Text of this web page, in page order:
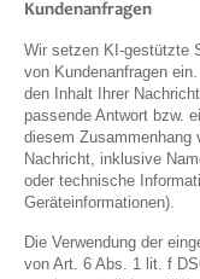
Kundenanfragen
Wir setzen KI-gestützte
von Kundenanfragen
den Inhalt Ihrer
passende Antwort bzw.
diesem Zusammenhang
Nachricht, inklusive
oder technische
Geräteinformationen).
Die Verwendung der
von Art. 6 Abs. 1 lit. f